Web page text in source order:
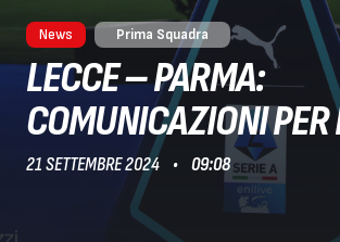
News Prima Squadra
LECCE – PARMA:
COMUNICAZIONI PER
21 SETTEMBRE 2024 09:08